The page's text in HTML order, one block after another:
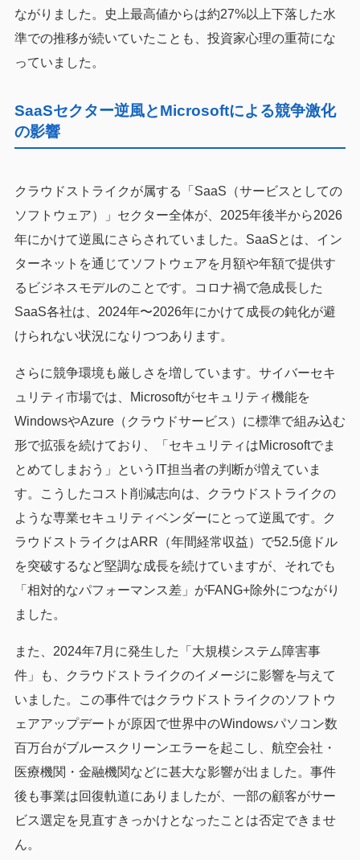
ながりました。史上最高値からは約27%以上下落した水
準での推移が続いていたことも、投資家心理の重荷にな
っていました。
SaaSセクター逆風とMicrosoftによる競争激化
の影響
クラウドストライクが属する「SaaS（サービスとしての
ソフトウェア）」セクター全体が、2025年後半から2026
年にかけて逆風にさらされていました。SaaSとは、イン
ターネットを通じてソフトウェアを月額や年額で提供す
るビジネスモデルのことです。コロナ禍で急成長した
SaaS各社は、2024年〜2026年にかけて成長の鈍化が避
けられない状況になりつつあります。
さらに競争環境も厳しさを増しています。サイバーセキ
ュリティ市場では、Microsoftがセキュリティ機能を
WindowsやAzure（クラウドサービス）に標準で組み込む
形で拡張を続けており、「セキュリティはMicrosoftでま
とめてしまおう」というIT担当者の判断が増えていま
す。こうしたコスト削減志向は、クラウドストライクの
ような専業セキュリティベンダーにとって逆風です。ク
ラウドストライクはARR（年間経常収益）で52.5億ドル
を突破するなど堅調な成長を続けていますが、それでも
「相対的なパフォーマンス差」がFANG+除外につながり
ました。
また、2024年7月に発生した「大規模システム障害事
件」も、クラウドストライクのイメージに影響を与えて
いました。この事件ではクラウドストライクのソフトウ
ェアアップデートが原因で世界中のWindowsパソコン数
百万台がブルースクリーンエラーを起こし、航空会社・
医療機関・金融機関などに甚大な影響が出ました。事件
後も事業は回復軌道にありましたが、一部の顧客がサー
ビス選定を見直すきっかけとなったことは否定できませ
ん。